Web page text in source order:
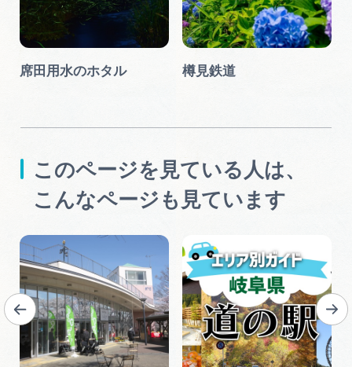
席田用水のホタル 樽見鉄道
このページを見ている人は、
こんなページも見ています